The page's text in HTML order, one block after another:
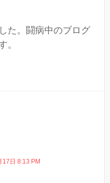
た。闘病中のブログ
。
17日 8:13 PM